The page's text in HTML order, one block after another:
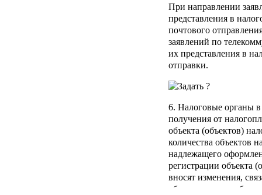
При направлении
представления в
почтового
заявлений по
их представления в
отправки.
6. Налоговые органы
получения от
объекта (объектов)
количества объектов
надлежащего
регистрации объекта
вносят изменения,
объектов